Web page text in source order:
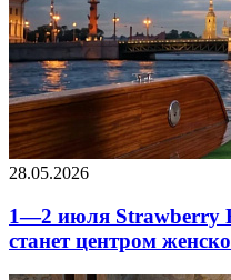
28.05.2026
1—2 июля Strawberry
станет центром